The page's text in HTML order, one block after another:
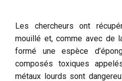
Les chercheurs ont
mouillé et, comme avec de
formé une espèce
composés toxiques
métaux lourds sont